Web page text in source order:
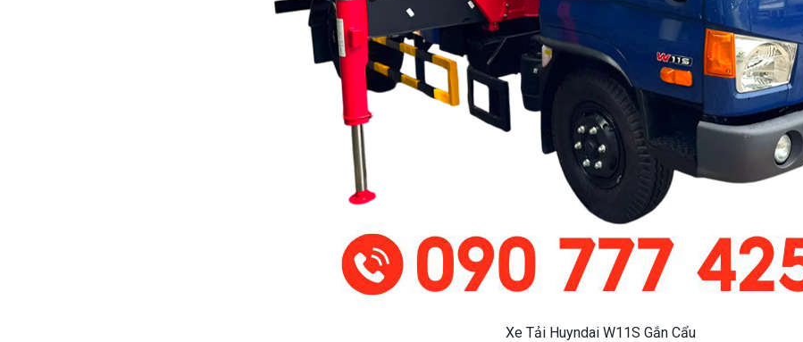
Xe Tải Huyndai W11S Gắn Cẩu